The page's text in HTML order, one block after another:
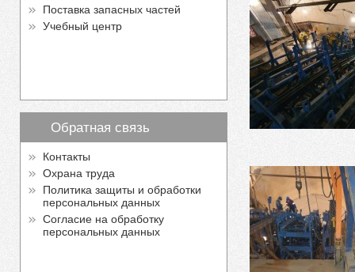
Поставка запасных частей
Учебный центр
Обратная связь
Контакты
Охрана труда
Политика защиты и обработки
персональных данных
Согласие на обработку
персональных данных